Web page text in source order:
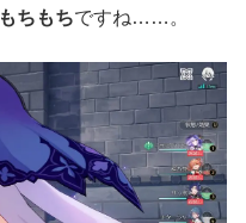
もちもちですね……。